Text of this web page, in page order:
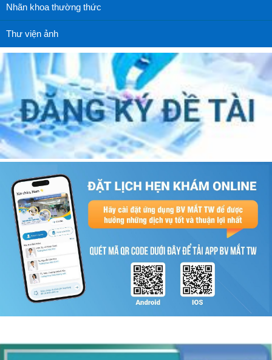
Nhãn khoa thường thức
Thư viện ảnh